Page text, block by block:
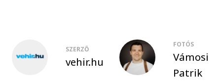
SZERZŐ
vehir.hu
FOTÓS
Vámosi
Patrik